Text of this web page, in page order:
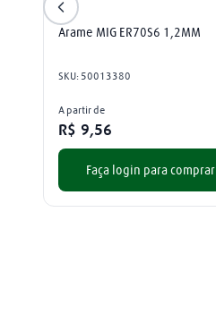
Arame MIG ER70S6 1,2MM
SKU: 50013380
A partir de
R$ 9,56
Faça login para comprar